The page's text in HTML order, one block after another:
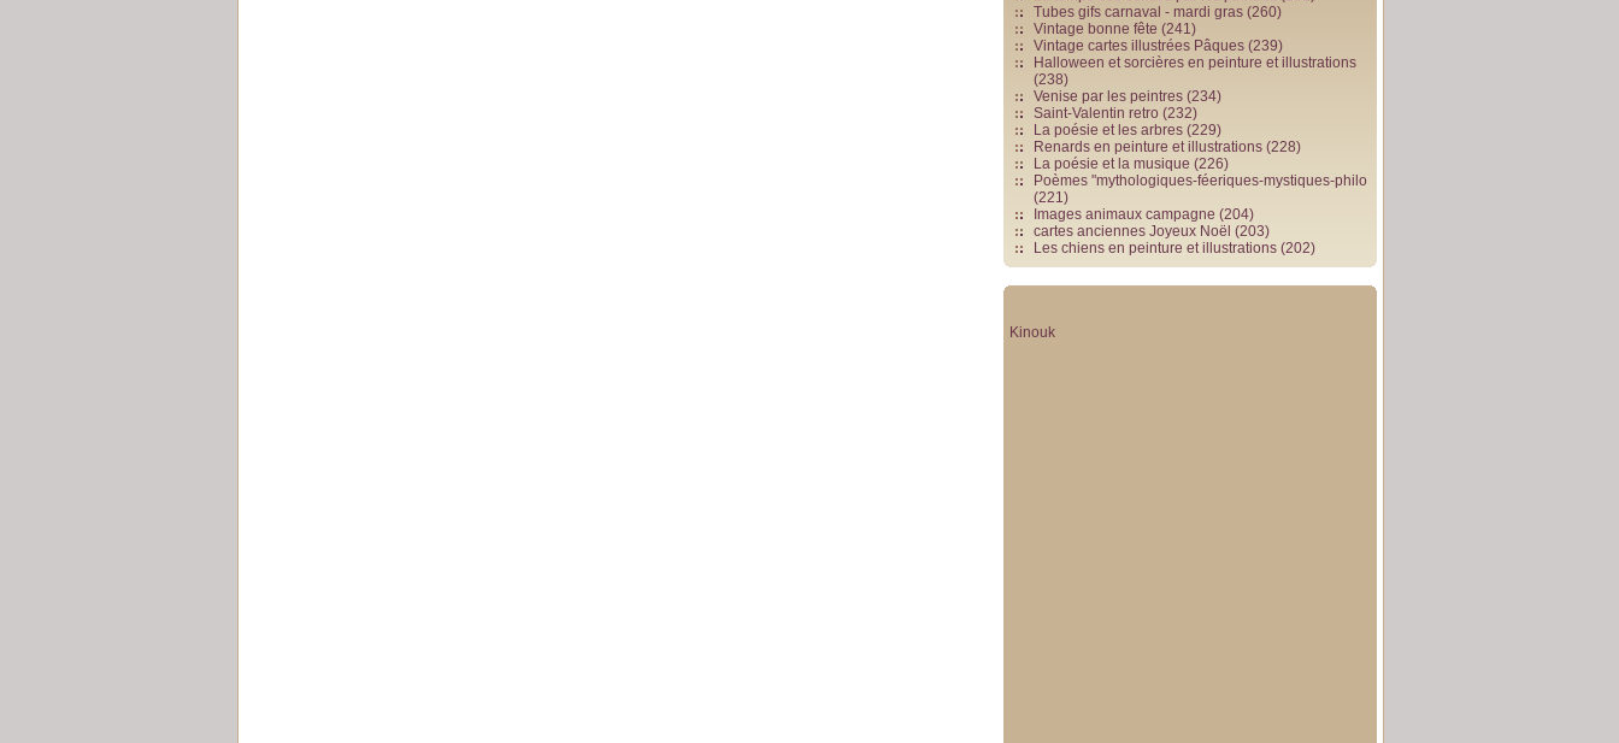
Tubes gifs carnaval - mardi gras (260)
Vintage bonne fête (241)
Vintage cartes illustrées Pâques (239)
Halloween et sorcières en peinture et illustrations
(238)
Venise par les peintres (234)
Saint-Valentin retro (232)
La poésie et les arbres (229)
Renards en peinture et illustrations (228)
La poésie et la musique (226)
Poèmes "mythologiques-féeriques-mystiques-philo
(221)
Images animaux campagne (204)
cartes anciennes Joyeux Noël (203)
Les chiens en peinture et illustrations (202)
Kinouk